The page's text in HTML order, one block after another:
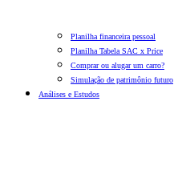
Planilha financeira pessoal
Planilha Tabela SAC x Price
Comprar ou alugar um carro?
Simulação de patrimônio futuro
Análises e Estudos